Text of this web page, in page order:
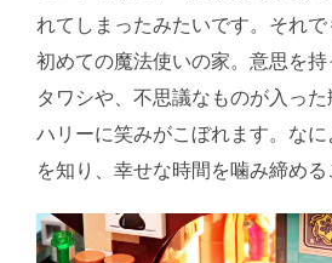
れてしまったみたいです。それ
初めての魔法使いの家。意思を
タワシや、不思議なものが入っ
ハリーに笑みがこぼれます。な
を知り、幸せな時間を噛み締める